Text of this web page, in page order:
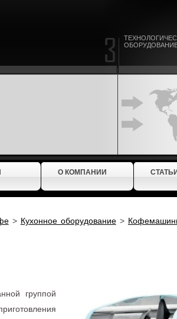
О КОМПАНИИ СТАТЬИ
> Кухонное оборудование>
группой